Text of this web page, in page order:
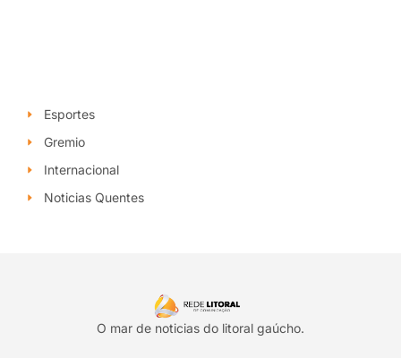
Esportes
Gremio
Internacional
Noticias Quentes
O mar de noticias do litoral gaúcho.